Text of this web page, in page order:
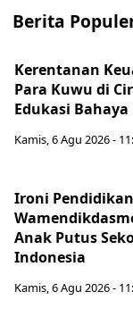
Berita
Kerentanan
Para Kuwu di
Edukasi
Kamis, 6 Agu 2026 -
Ironi
Anak Putus
Indonesia
Kamis, 6 Agu 2026 -